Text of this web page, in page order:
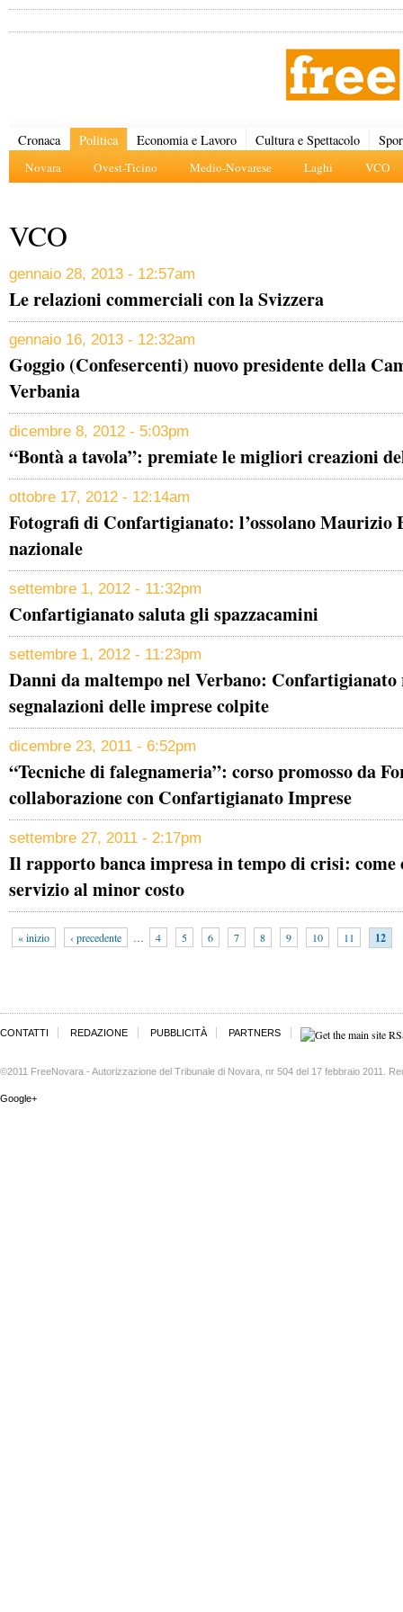
Cronaca Politica
Novara Ovest-Ticino Medio-Novarese Laghi VCO
Economia e Lavoro Cultura e Spettacolo
VCO
gennaio 28, 2013 - 12:57am
Le relazioni commerciali con la Svizzera
gennaio 16, 2013 - 12:32am
Goggio (Confesercenti) nuovo presidente della
Verbania
dicembre 8, 2012 - 5:03pm
“Bontà a tavola”: premiate le migliori creazioni
ottobre 17, 2012 - 12:14am
Fotografi di Confartigianato: l’ossolano Maurizio
nazionale
settembre 1, 2012 - 11:32pm
Confartigianato saluta gli spazzacamini
settembre 1, 2012 - 11:23pm
Danni da maltempo nel Verbano: Confartigianato
segnalazioni delle imprese colpite
dicembre 23, 2011 - 6:52pm
“Tecniche di falegnameria”: corso promosso da
collaborazione con Confartigianato Imprese
settembre 27, 2011 - 2:17pm
Il rapporto banca impresa in tempo di crisi:
servizio al minor costo
« inizio ‹ precedente … 4 5 6 7 8 9 10 11 12
CONTATTI REDAZIONE PUBBLICITÀ PARTNERS
©2011 FreeNovara - Autorizzazione del Tribunale di Novara, nr 504 del 17 febbraio 2011.
Google+